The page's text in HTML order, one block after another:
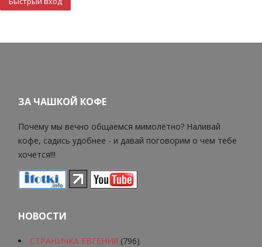
ЗА ЧАШКОЙ КОФЕ
Почему мы вечно общаемся мимолётно? Наливай
кофе, садись удобнее - и давай поговорим о чем тебе
хочется!!!
НОВОСТИ
СТРАНИЧКА ЕВГЕНИЯ (796)